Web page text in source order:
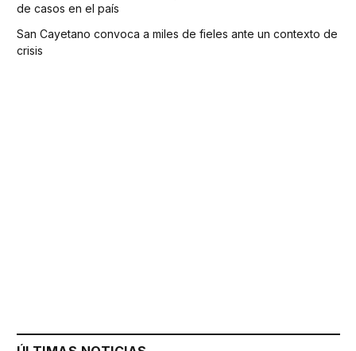
de casos en el país
San Cayetano convoca a miles de fieles ante un contexto de
crisis